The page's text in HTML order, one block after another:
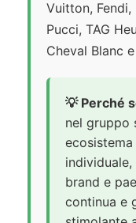
Vuitton, Fendi,
Pucci, TAG
Cheval Blanc
💡 Perché
nel gruppo
brand e
continua e